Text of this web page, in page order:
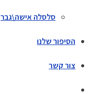
סלסלה אישה\גבר
הסיפור שלנו
צור קשר